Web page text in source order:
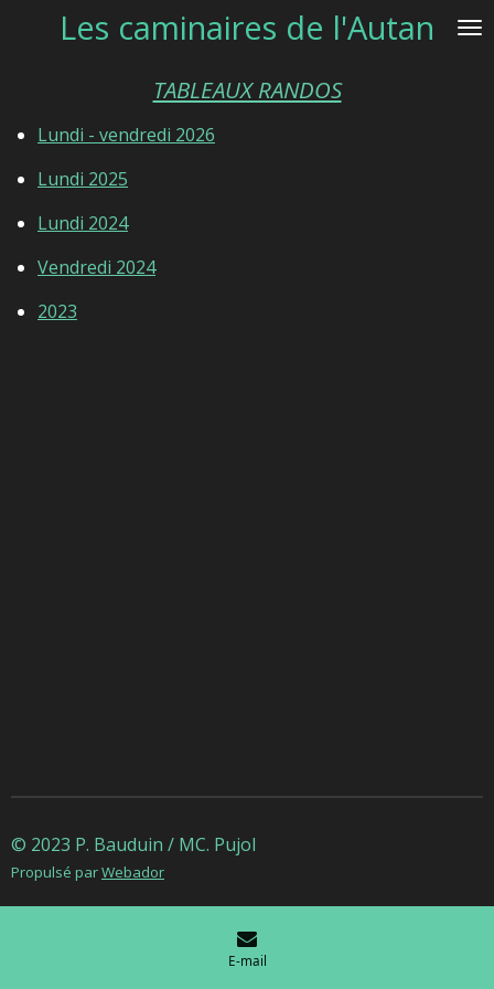
PasserLes caminaires de l'Autan
TABLEAUX RANDOS
Lundi - vendredi 2026
Lundi 2025
Lundi 2024
Vendredi 2024
2023
© 2023 P. Bauduin / MC. Pujol
Propulsé parWebador
E-mail